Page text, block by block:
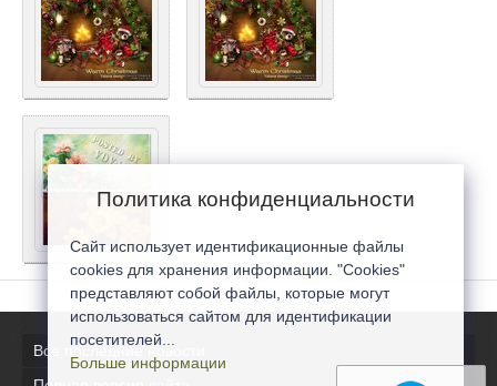
Все последние новости
Политика конфиденциальности
Сайт использует идентификационные файлы
cookies для хранения информации. "Cookies"
представляют собой файлы, которые могут
использоваться сайтом для идентификации
посетителей...
Больше информации